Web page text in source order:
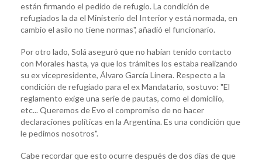
están firmando el pedido de refugio. La condición de
refugiados la da el Ministerio del Interior y está normada, en
cambio el asilo no tiene normas", añadió el funcionario.
Por otro lado, Solá aseguró que no habían tenido contacto
con Morales hasta, ya que los trámites los estaba realizando
su ex vicepresidente, Álvaro García Linera. Respecto a la
condición de refugiado para el ex Mandatario, sostuvo: "El
reglamento exige una serie de pautas, como el domicilio,
etc... Queremos de Evo el compromiso de no hacer
declaraciones políticas en la Argentina. Es una condición que
le pedimos nosotros".
Cabe recordar que esto ocurre después de dos días de que